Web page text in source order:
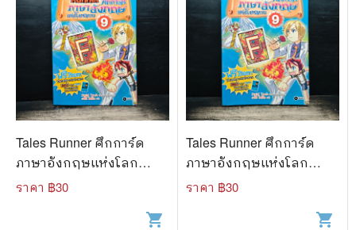
Tales Runner ศึกการ์ด
ภาษาอังกฤษแห่งโลก
นิทาน 9
ราคา ฿30
shopping_cart
Tales Runner ศึกการ์ด
ภาษาอังกฤษแห่งโลก
นิทาน 9
ราคา ฿30
shopping_cart